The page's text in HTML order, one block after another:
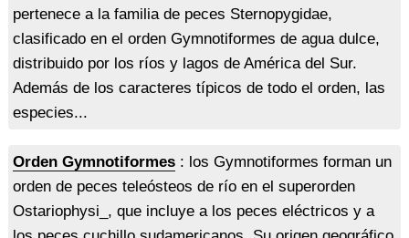
pertenece a la familia de peces Sternopygidae,
clasificado en el orden Gymnotiformes de agua dulce,
distribuido por los ríos y lagos de América del Sur.
Además de los caracteres típicos de todo el orden, las
especies...
Orden Gymnotiformes: los Gymnotiformes forman un
orden de peces teleósteos de río en el superorden
Ostariophysi_, que incluye a los peces eléctricos y a